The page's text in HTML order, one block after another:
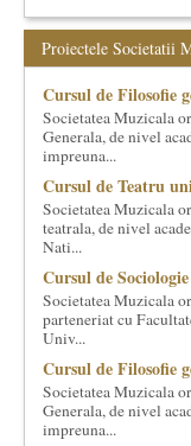
inceput cu muzica
dezvoltam proiecte
Facem management
proprii sau preluate,
cultural si
evenimente culturale,
cultura generala
Cuvinte in plus despre
cei care il
Proiectele Societatii
Cursul de Filosofie
Societatea Muzicala
Generala, de nivel
impreuna...
Cursul de Teatru
Societatea Muzicala
teatrala, de nivel
Nati...
Cursul de Sociologie
Societatea Muzicala
parteneriat cu
Univ...
Cursul de Filosofie
Societatea Muzicala
Generala, de nivel
impreuna...